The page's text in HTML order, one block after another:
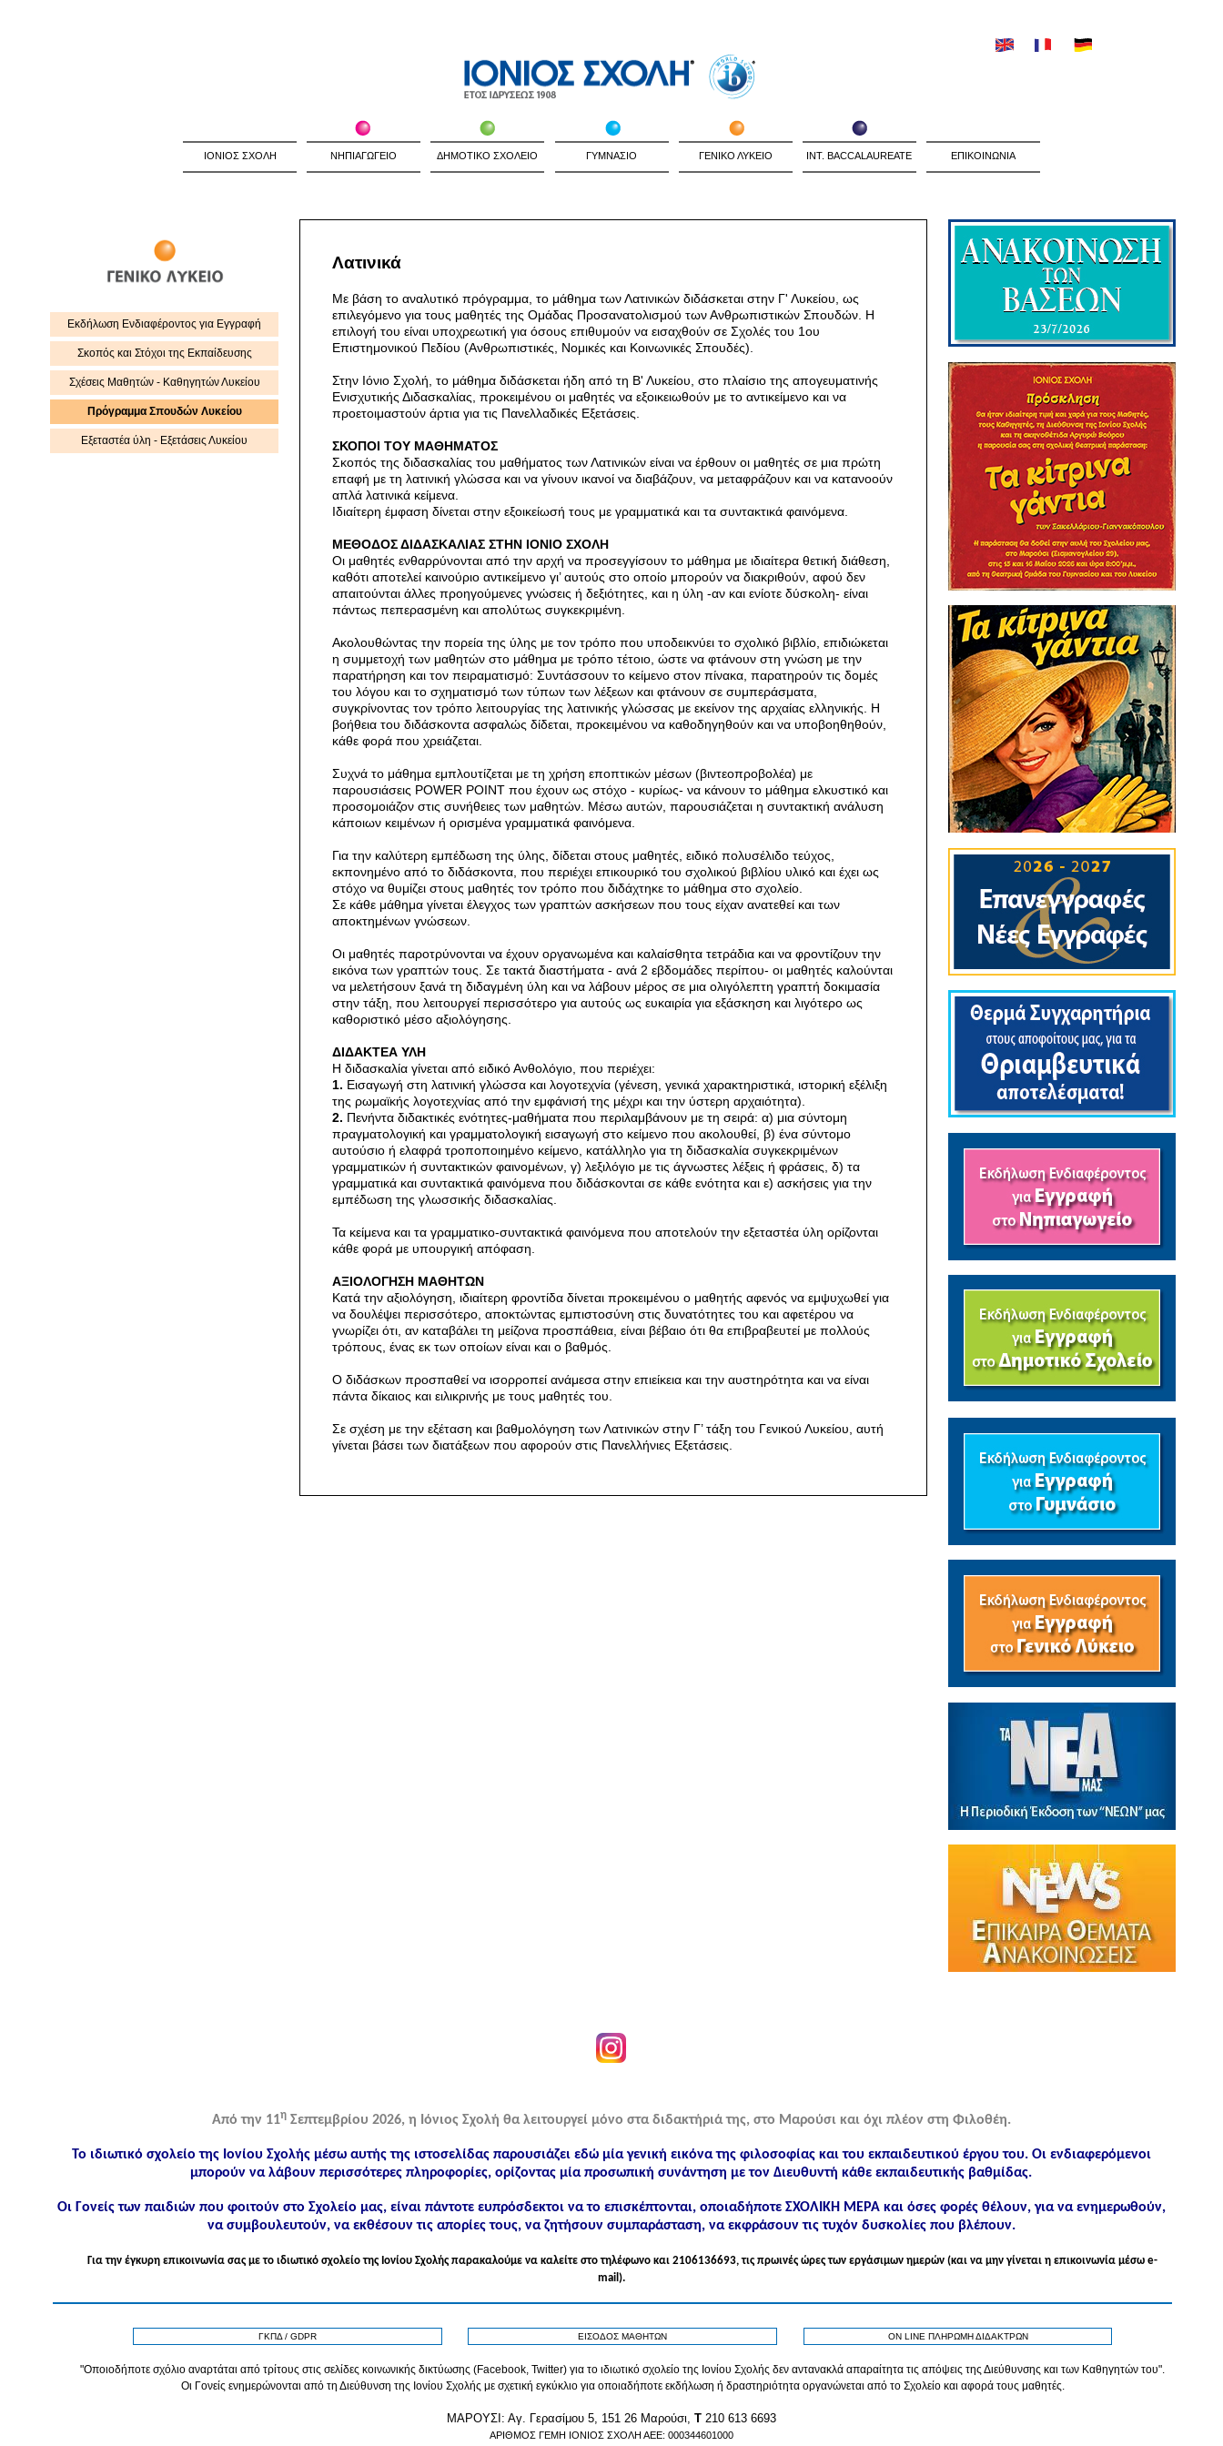
ΙΟΝΙΟΣ ΣΧΟΛΗ ΝΗΠΙΑΓΩΓΕΙΟ ΔΗΜΟΤΙΚΟ ΣΧΟΛΕΙΟ ΓΥΜΝΑΣΙΟ ΓΕΝΙΚΟ ΛΥΚΕΙΟ INT. BACCALAUREATE ΕΠΙΚΟΙΝΩΝΙΑ
Εκδήλωση Eνδιαφέροντος για Εγγραφή
Σκοπός και Στόχοι της Εκπαίδευσης
Σχέσεις Μαθητών - Καθηγητών Λυκείου
Πρόγραμμα Σπουδών Λυκείου
Εξεταστέα ύλη - Εξετάσεις Λυκείου
Λατινικά
Με βάση το αναλυτικό πρόγραμμα, το μάθημα των Λατινικών διδάσκεται στην Γ' Λυκείου, ως
επιλεγόμενο για τους μαθητές της Ομάδας Προσανατολισμού των Ανθρωπιστικών Σπουδών. Η
επιλογή του είναι υποχρεωτική για όσους επιθυμούν να εισαχθούν σε Σχολές του 1ου
Επιστημονικού Πεδίου (Ανθρωπιστικές, Νομικές και Κοινωνικές Σπουδές).
Στην Ιόνιο Σχολή, το μάθημα διδάσκεται ήδη από τη Β' Λυκείου, στο πλαίσιο της απογευματινής
Ενισχυτικής Διδασκαλίας, προκειμένου οι μαθητές να εξοικειωθούν με το αντικείμενο και να
προετοιμαστούν άρτια για τις Πανελλαδικές Εξετάσεις.
ΣΚΟΠΟΙ ΤΟΥ ΜΑΘΗΜΑΤΟΣ
Σκοπός της διδασκαλίας του μαθήματος των Λατινικών είναι να έρθουν οι μαθητές σε μια πρώτη
επαφή με τη λατινική γλώσσα και να γίνουν ικανοί να διαβάζουν, να μεταφράζουν και να κατανοούν
απλά λατινικά κείμενα.
Ιδιαίτερη έμφαση δίνεται στην εξοικείωσή τους με γραμματικά και τα συντακτικά φαινόμενα.
ΜΕΘΟΔΟΣ ΔΙΔΑΣΚΑΛΙΑΣ ΣΤΗΝ ΙΟΝΙΟ ΣΧΟΛΗ
Οι μαθητές ενθαρρύνονται από την αρχή να προσεγγίσουν το μάθημα με ιδιαίτερα θετική διάθεση,
καθότι αποτελεί καινούριο αντικείμενο γι’ αυτούς στο οποίο μπορούν να διακριθούν, αφού δεν
απαιτούνται άλλες προηγούμενες γνώσεις ή δεξιότητες, και η ύλη -αν και ενίοτε δύσκολη- είναι
πάντως πεπερασμένη και απολύτως συγκεκριμένη.
Ακολουθώντας την πορεία της ύλης με τον τρόπο που υποδεικνύει το σχολικό βιβλίο, επιδιώκεται
η συμμετοχή των μαθητών στο μάθημα με τρόπο τέτοιο, ώστε να φτάνουν στη γνώση με την
παρατήρηση και τον πειραματισμό: Συντάσσουν το κείμενο στον πίνακα, παρατηρούν τις δομές
του λόγου και το σχηματισμό των τύπων των λέξεων και φτάνουν σε συμπεράσματα,
συγκρίνοντας τον τρόπο λειτουργίας της λατινικής γλώσσας με εκείνον της αρχαίας ελληνικής. Η
βοήθεια του διδάσκοντα ασφαλώς δίδεται, προκειμένου να καθοδηγηθούν και να υποβοηθηθούν,
κάθε φορά που χρειάζεται.
Συχνά το μάθημα εμπλουτίζεται με τη χρήση εποπτικών μέσων (βιντεοπροβολέα) με
παρουσιάσεις POWER POINT που έχουν ως στόχο - κυρίως- να κάνουν το μάθημα ελκυστικό και
προσομοιάζον στις συνήθειες των μαθητών. Μέσω αυτών, παρουσιάζεται η συντακτική ανάλυση
κάποιων κειμένων ή ορισμένα γραμματικά φαινόμενα.
Για την καλύτερη εμπέδωση της ύλης, δίδεται στους μαθητές, ειδικό πολυσέλιδο τεύχος,
εκπονημένο από το διδάσκοντα, που περιέχει επικουρικό του σχολικού βιβλίου υλικό και έχει ως
στόχο να θυμίζει στους μαθητές τον τρόπο που διδάχτηκε το μάθημα στο σχολείο.
Σε κάθε μάθημα γίνεται έλεγχος των γραπτών ασκήσεων που τους είχαν ανατεθεί και των
αποκτημένων γνώσεων.
Οι μαθητές παροτρύνονται να έχουν οργανωμένα και καλαίσθητα τετράδια και να φροντίζουν την
εικόνα των γραπτών τους. Σε τακτά διαστήματα - ανά 2 εβδομάδες περίπου- οι μαθητές καλούνται
να μελετήσουν ξανά τη διδαγμένη ύλη και να λάβουν μέρος σε μια ολιγόλεπτη γραπτή δοκιμασία
στην τάξη, που λειτουργεί περισσότερο για αυτούς ως ευκαιρία για εξάσκηση και λιγότερο ως
καθοριστικό μέσο αξιολόγησης.
ΔΙΔΑΚΤΕΑ ΥΛΗ
Η διδασκαλία γίνεται από ειδικό Ανθολόγιο, που περιέχει:
1. Εισαγωγή στη λατινική γλώσσα και λογοτεχνία (γένεση, γενικά χαρακτηριστικά, ιστορική εξέλιξη
της ρωμαϊκής λογοτεχνίας από την εμφάνισή της μέχρι και την ύστερη αρχαιότητα).
2. Πενήντα διδακτικές ενότητες-μαθήματα που περιλαμβάνουν με τη σειρά: α) μια σύντομη
πραγματολογική και γραμματολογική εισαγωγή στο κείμενο που ακολουθεί, β) ένα σύντομο
αυτούσιο ή ελαφρά τροποποιημένο κείμενο, κατάλληλο για τη διδασκαλία συγκεκριμένων
γραμματικών ή συντακτικών φαινομένων, γ) λεξιλόγιο με τις άγνωστες λέξεις ή φράσεις, δ) τα
γραμματικά και συντακτικά φαινόμενα που διδάσκονται σε κάθε ενότητα και ε) ασκήσεις για την
εμπέδωση της γλωσσικής διδασκαλίας.
Τα κείμενα και τα γραμματικο-συντακτικά φαινόμενα που αποτελούν την εξεταστέα ύλη ορίζονται
κάθε φορά με υπουργική απόφαση.
ΑΞΙΟΛΟΓΗΣΗ ΜΑΘΗΤΩΝ
Κατά την αξιολόγηση, ιδιαίτερη φροντίδα δίνεται προκειμένου ο μαθητής αφενός να εμψυχωθεί για
να δουλέψει περισσότερο, αποκτώντας εμπιστοσύνη στις δυνατότητες του και αφετέρου να
γνωρίζει ότι, αν καταβάλει τη μείζονα προσπάθεια, είναι βέβαιο ότι θα επιβραβευτεί με πολλούς
τρόπους, ένας εκ των οποίων είναι και ο βαθμός.
Ο διδάσκων προσπαθεί να ισορροπεί ανάμεσα στην επιείκεια και την αυστηρότητα και να είναι
πάντα δίκαιος και ειλικρινής με τους μαθητές του.
Σε σχέση με την εξέταση και βαθμολόγηση των Λατινικών στην Γ’ τάξη του Γενικού Λυκείου, αυτή
γίνεται βάσει των διατάξεων που αφορούν στις Πανελλήνιες Εξετάσεις.
Από την 11ηΣεπτεμβρίου 2026, η Ιόνιος Σχολή θα λειτουργεί μόνο στα διδακτήριά της, στο Μαρούσι και όχι πλέον στη Φιλοθέη.
Το ιδιωτικό σχολείο της Ιονίου Σχολής μέσω αυτής της ιστοσελίδας παρουσιάζει εδώ μία γενική εικόνα της φιλοσοφίας και του εκπαιδευτικού έργου του. Οι ενδιαφερόμενοι
μπορούν να λάβουν περισσότερες πληροφορίες, ορίζοντας μία προσωπική συνάντηση με τον Διευθυντή κάθε εκπαιδευτικής βαθμίδας.
Οι Γονείς των παιδιών που φοιτούν στο Σχολείο μας, είναι πάντοτε ευπρόσδεκτοι να το επισκέπτονται, οποιαδήποτε ΣΧΟΛΙΚΗ ΜΕΡΑ και όσες φορές θέλουν, για να ενημερωθούν,
να συμβουλευτούν, να εκθέσουν τις απορίες τους, να ζητήσουν συμπαράσταση, να εκφράσουν τις τυχόν δυσκολίες που βλέπουν.
Για την έγκυρη επικοινωνία σας με το ιδιωτικό σχολείο της Ιονίου Σχολής παρακαλούμε να καλείτε στo τηλέφωνo και 2106136693, τις πρωινές ώρες των εργάσιμων ημερών (και να μην γίνεται η επικοινωνία μέσω e-
mail).
ΓΚΠΔ / GDPR ΕΙΣΟΔΟΣ ΜΑΘΗΤΩΝ ON LINE ΠΛΗΡΩΜΗ ΔΙΔΑΚΤΡΩΝ
"Οποιοδήποτε σχόλιο αναρτάται από τρίτους στις σελίδες κοινωνικής δικτύωσης (Facebook, Twitter) για το ιδιωτικό σχολείο της Ιονίου Σχολής δεν αντανακλά απαραίτητα τις απόψεις της Διεύθυνσης και των Καθηγητών του".
Οι Γονείς ενημερώνονται από τη Διεύθυνση της Ιονίου Σχολής με σχετική εγκύκλιο για οποιαδήποτε εκδήλωση ή δραστηριότητα οργανώνεται από το Σχολείο και αφορά τους μαθητές.
MAPOYΣΙ: Αγ. Γερασίμου 5, 151 26 Μαρούσι, T210 613 6693
ΑΡΙΘΜΟΣ ΓΕΜΗ ΙΟΝΙΟΣ ΣΧΟΛΗ ΑΕΕ: 000344601000